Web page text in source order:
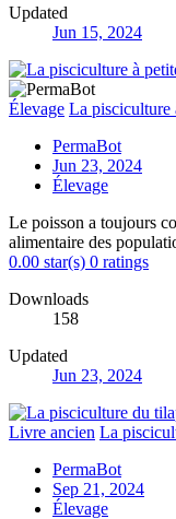
Updated
Jun 15, 2024
Élevage La pisciculture
PermaBot
Jun 23, 2024
Élevage
Le poisson a toujours
alimentaire des
0.00 star(s) 0 ratings
Downloads
158
Updated
Jun 23, 2024
Livre ancien La
PermaBot
Sep 21, 2024
Élevage